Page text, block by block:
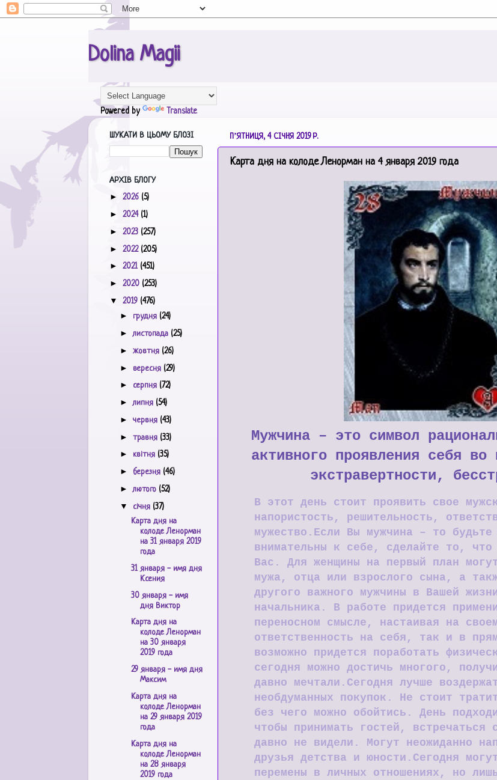
Dolina Magii
Powered by Translate
ПʼЯТНИЦЯ, 4 СІЧНЯ 2019 Р.
Карта дня на колоде Ленорман на 4 января 2019 года
Мужчина – это символ
активного проявления себя во
экстравертности,
В этот день стоит проявить свое
напористость, решительность,
мужество. Если Вы мужчина – то
внимательны к себе, сделайте то, что
Вас. Для женщины на первый план
мужа, отца или взрослого сына, а
другого важного мужчины в Вашей
начальника. В работе придется
переносном смысле, настаивая на
ответственность на себя, так и в
возможно придется поработать
сегодня можно достичь многого,
давно мечтали. Сегодня лучше
необдуманных покупок. Не стоит
без чего можно обойтись. День
чтобы принимать гостей,
давно не видели. Могут неожиданно
друзья детства и юности. Сегодня
перемены в личных отношениях, но
ШУКАТИ В ЦЬОМУ БЛОЗІ
АРХІВ БЛОГУ
► 2026 (5)
► 2024 (1)
► 2023 (257)
► 2022 (205)
► 2021 (451)
► 2020 (253)
▼ 2019 (476)
► грудня (24)
►листопада (25)
►жовтня (26)
► вересня (29)
► серпня (72)
►липня (54)
►червня (43)
►травня (33)
► квітня (35)
► березня (46)
►лютого (52)
▼ січня (37)
Карта дня на
колоде Ленорман
на 31 января 2019
года
31 января - имя дня
Ксения
30 января - имя
дня Виктор
Карта дня на
колоде Ленорман
на 30 января
2019 года
29 января - имя дня
Максим
Карта дня на
колоде Ленорман
на 29 января 2019
года
Карта дня на
колоде Ленорман
на 28 января
2019 года